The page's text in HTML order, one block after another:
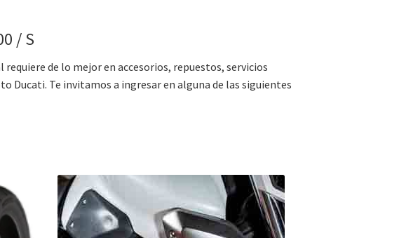
/ S
de lo mejor en accesorios, repuestos, servicios
Ducati. Te invitamos a ingresar en alguna de las siguientes